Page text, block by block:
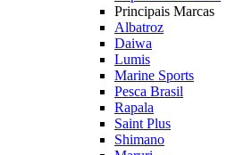
Principais Marcas
Albatroz
Daiwa
Lumis
Marine Sports
Pesca Brasil
Rapala
Saint Plus
Shimano